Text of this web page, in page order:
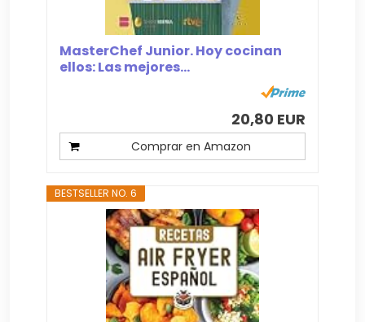
MasterChef Junior. Hoy cocinan
ellos: Las mejores...
20,80 EUR
Comprar en Amazon
BESTSELLER NO. 6